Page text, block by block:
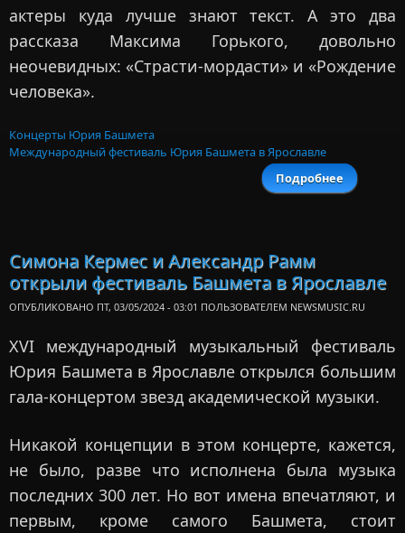
актеры куда лучше знают текст. А это два
рассказа Максима Горького, довольно
неочевидных: «Страсти-мордасти» и «Рождение
человека».
Концерты Юрия Башмета
Международный фестиваль Юрия Башмета в Ярославле
Подробнее
Симона Кермес и Александр Рамм
открыли фестиваль Башмета в Ярославле
ОПУБЛИКОВАНО ПТ, 03/05/2024 - 03:01 ПОЛЬЗОВАТЕЛЕМ NEWSMUSIC.RU
XVI международный музыкальный фестиваль
Юрия Башмета в Ярославле открылся большим
гала-концертом звезд академической музыки.
Никакой концепции в этом концерте, кажется,
не было, разве что исполнена была музыка
последних 300 лет. Но вот имена впечатляют, и
первым, кроме самого Башмета, стоит